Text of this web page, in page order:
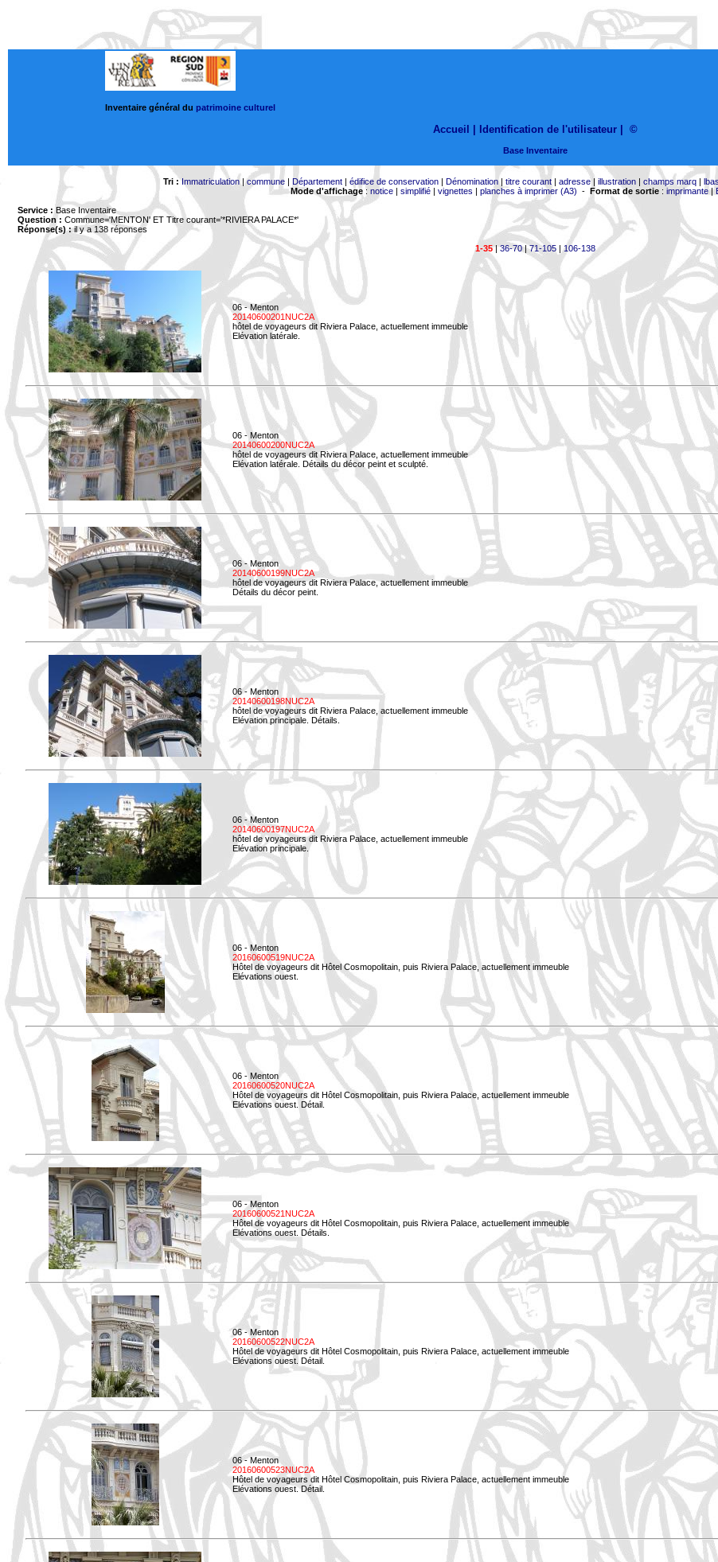
Inventaire général du patrimoine culturel
Accueil | Identification de l'utilisateur ©
Base Inventaire
Tri : Immatriculation|commune| Département| édifice de conservation| Dénomination| titre courant| adresse| illustration| champs marq|
Mode d'affichage: notice| simplifié| vignettes | planches à imprimer (A3) - Format de sortie: imprimante|
Service : Base Inventaire
Question : Commune='MENTON' ET Titre courant='*RIVIERA PALACE*'
Réponse(s) :il y a 138 réponses
1-35|36-70|71-105| 106-138
06 - Menton
20140600201NUC2A
hôtel de voyageurs dit Riviera Palace, actuellement immeuble
Elévation latérale.
06 - Menton
20140600200NUC2A
hôtel de voyageurs dit Riviera Palace, actuellement immeuble
Elévation latérale. Détails du décor peint et sculpté.
06 - Menton
20140600199NUC2A
hôtel de voyageurs dit Riviera Palace, actuellement immeuble
Détails du décor peint.
06 - Menton
20140600198NUC2A
hôtel de voyageurs dit Riviera Palace, actuellement immeuble
Elévation principale. Détails.
06 - Menton
20140600197NUC2A
hôtel de voyageurs dit Riviera Palace, actuellement immeuble
Elévation principale.
06 - Menton
20160600519NUC2A
Hôtel de voyageurs dit Hôtel Cosmopolitain, puis Riviera Palace, actuellement immeuble
Elévations ouest.
06 - Menton
20160600520NUC2A
Hôtel de voyageurs dit Hôtel Cosmopolitain, puis Riviera Palace, actuellement immeuble
Elévations ouest. Détail.
06 - Menton
20160600521NUC2A
Hôtel de voyageurs dit Hôtel Cosmopolitain, puis Riviera Palace, actuellement immeuble
Elévations ouest. Détails.
06 - Menton
20160600522NUC2A
Hôtel de voyageurs dit Hôtel Cosmopolitain, puis Riviera Palace, actuellement immeuble
Elévations ouest. Détail.
06 - Menton
20160600523NUC2A
Hôtel de voyageurs dit Hôtel Cosmopolitain, puis Riviera Palace, actuellement immeuble
Elévations ouest. Détail.